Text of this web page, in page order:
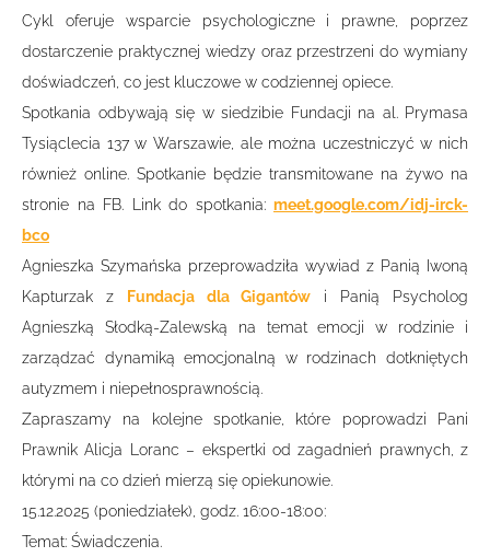
Cykl oferuje wsparcie psychologiczne i prawne, poprzez
dostarczenie praktycznej wiedzy oraz przestrzeni do wymiany
doświadczeń, co jest kluczowe w codziennej opiece.
Spotkania odbywają się w siedzibie Fundacji na al. Prymasa
Tysiąclecia 137 w Warszawie, ale można uczestniczyć w nich
również online. Spotkanie będzie transmitowane na żywo na
stronie na FB. Link do spotkania: meet.google.com/idj-irck-
bco
Agnieszka Szymańska przeprowadziła wywiad z Panią Iwoną
Kapturzak z Fundacja dla Gigantów i Panią Psycholog
Agnieszką Słodką-Zalewską na temat emocji w rodzinie i
zarządzać dynamiką emocjonalną w rodzinach dotkniętych
autyzmem i niepełnosprawnością.
Zapraszamy na kolejne spotkanie, które poprowadzi Pani
Prawnik Alicja Loranc – ekspertki od zagadnień prawnych, z
którymi na co dzień mierzą się opiekunowie.
15.12.2025 (poniedziałek), godz. 16:00-18:00:
Temat: Świadczenia.